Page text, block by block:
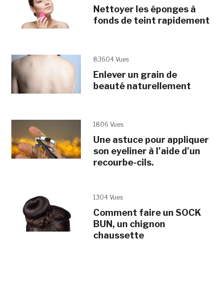
Nettoyer les éponges à
fonds de teint rapidement
83604 Vues
Enlever un grain de
beauté naturellement
1806 Vues
Une astuce pour appliquer
son eyeliner à l’aide d’un
recourbe-cils.
1304 Vues
Comment faire un SOCK
BUN, un chignon
chaussette